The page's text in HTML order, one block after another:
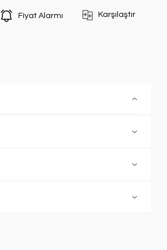
Fiyat Alarmı Karşılaştır